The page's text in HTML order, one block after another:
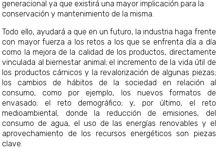
generacional ya que existirá una mayor implicación para la
conservación y mantenimiento de la misma.
Todo ello, ayudará a que en un futuro, la industria haga frente
con mayor fuerza a los retos a los que se enfrenta día a día
como la mejora de la calidad de los productos, directamente
vinculada al biernestar animal; el incremento de la vida útil de
los productos cárnicos y la revalorización de algunas piezas;
los cambios de hábitos de la sociedad en relación al
consumo, como por ejemplo, los nuevos formatos de
envasado; el reto demográfico; y, por último, el reto
medioambiental, donde la reducción de emisiones, del
consumo de agua, el uso de las energías renovables y el
aprovechamiento de los recursos energéticos son piezas
clave.